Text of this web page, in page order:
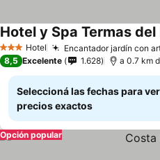
3 Estrellas
Hotel Encantador jardín con
Hotel y Spa Termas del
8,5 Excelente 1.628 a 0.7 km
Seleccioná las fechas para
precios exactos
Opción popular